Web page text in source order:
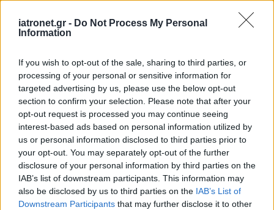
iatronet.gr - Do Not Process My Personal
Information
If you wish to opt-out of the sale, sharing to third parties, or
processing of your personal or sensitive information for
targeted advertising by us, please use the below opt-out
section to confirm your selection. Please note that after your
opt-out request is processed you may continue seeing
interest-based ads based on personal information utilized by
us or personal information disclosed to third parties prior to
your opt-out. You may separately opt-out of the further
disclosure of your personal information by third parties on the
IAB’s list of downstream participants. This information may
also be disclosed by us to third parties on the IAB’s List of
Downstream Participants that may further disclose it to other